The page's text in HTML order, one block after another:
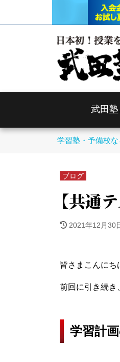
武田塾
学習塾・予備校
ブログ
【共通
2021年12月30
皆さまこんにち
前回に引き続き
学習計